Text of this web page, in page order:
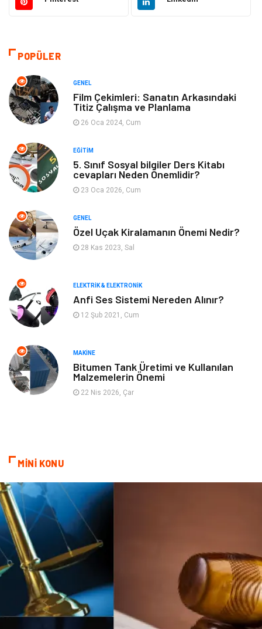
Eğitim ve Kariyer
Otomotiv
Makine Alışveriş
Tatil Yeme İçme
Bilgisayar & Yazılım Spor
İnternet
Finans ve Yönetim Gayrimenkul
Mobilya Aksesuar
Anne Çocuk
Tekstil Hediyelik Eşya
Bitkisel Ürünler
Spor Malzemeleri
POPÜLER
GENEL
Film Çekimleri: Sanatın Arkasındaki
Titiz Çalışma ve Planlama
26 Oca 2024, Cum
EĞITIM
5. Sınıf Sosyal bilgiler Ders Kitabı
cevapları Neden Önemlidir?
23 Oca 2026, Cum
GENEL
Özel Uçak Kiralamanın Önemi Nedir?
28 Kas 2023, Sal
ELEKTRIK & ELEKTRONIK
Anfi Ses Sistemi Nereden Alınır?
12 Şub 2021, Cum
MAKINE
Bitumen Tank Üretimi ve Kullanılan
Malzemelerin Önemi
22 Nis 2026, Çar
MİNİ KONU